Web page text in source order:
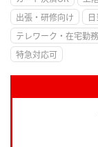
出張・研修向け
テレワーク・在宅勤
特急対応可